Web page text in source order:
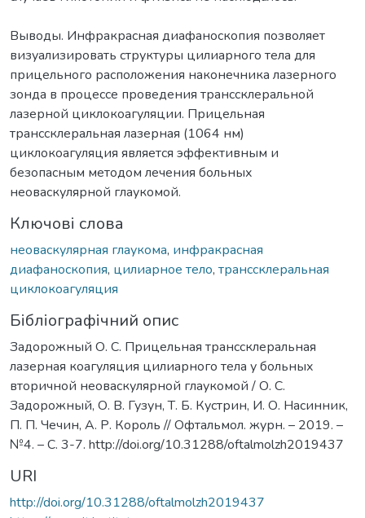
Выводы. Инфракрасная диафаноскопия позволяет
визуализировать структуры цилиарного тела для
прицельного расположения наконечника лазерного
зонда в процессе проведения транссклеральной
лазерной циклокоагуляции. Прицельная
транссклеральная лазерная (1064 нм)
циклокоагуляция является эффективным и
безопасным методом лечения больных
неоваскулярной глаукомой.
Ключові слова
неоваскулярная глаукома, инфракрасная
диафаноскопия, цилиарное тело, транссклеральная
циклокоагуляция
Бібліографічний опис
Задорожный О. С. Прицельная транссклеральная
лазерная коагуляция цилиарного тела у больных
вторичной неоваскулярной глаукомой / О. С.
Задорожный, О. В. Гузун, Т. Б. Кустрин, И. О. Насинник,
П. П. Чечин, А. Р. Король // Офтальмол. журн. – 2019. –
№4. – С. 3-7. http://doi.org/10.31288/oftalmolzh2019437
URI
http://doi.org/10.31288/oftalmolzh2019437